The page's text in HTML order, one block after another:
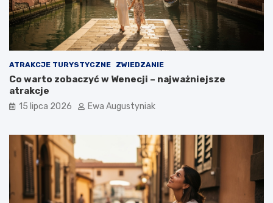
ATRAKCJE TURYSTYCZNE ZWIEDZANIE
Co warto zobaczyć w Wenecji – najważniejsze
atrakcje
15 lipca 2026 Ewa Augustyniak